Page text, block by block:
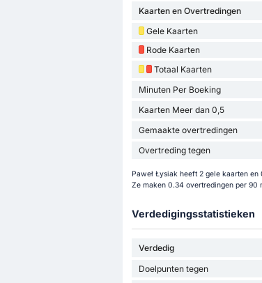
Kaarten en Overtredingen
Gele Kaarten
Rode Kaarten
Totaal Kaarten
Minuten Per Boeking
Kaarten Meer dan 0,5
Gemaakte overtredingen
Overtreding tegen
Paweł Łysiak heeft 2 gele kaarten
Ze maken 0.34 overtredingen per 90
Verdedigingsstatistieken
Verdedig
Doelpunten tegen